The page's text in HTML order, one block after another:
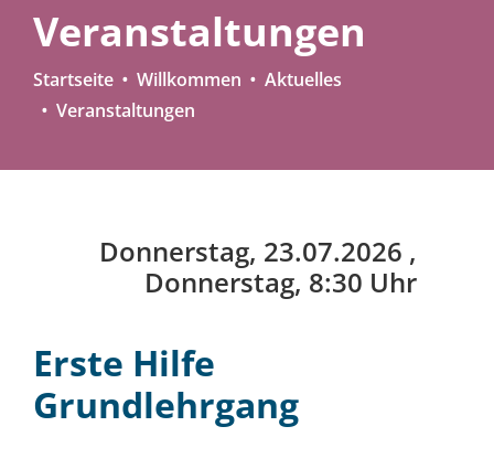
Veranstaltungen
Startseite Willkommen
Aktuelles
Veranstaltungen
Donnerstag, 23.07.2026 ,
Donnerstag, 8:30 Uhr
Erste Hilfe
Grundlehrgang